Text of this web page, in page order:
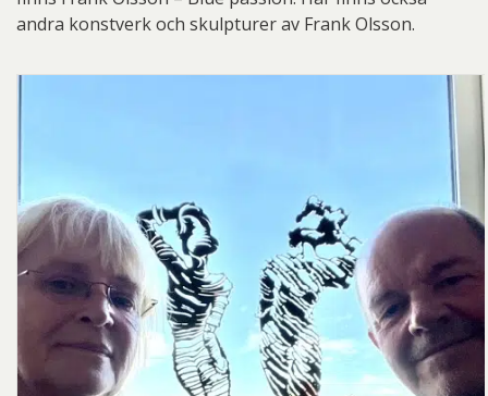
andra konstverk och skulpturer av Frank Olsson.